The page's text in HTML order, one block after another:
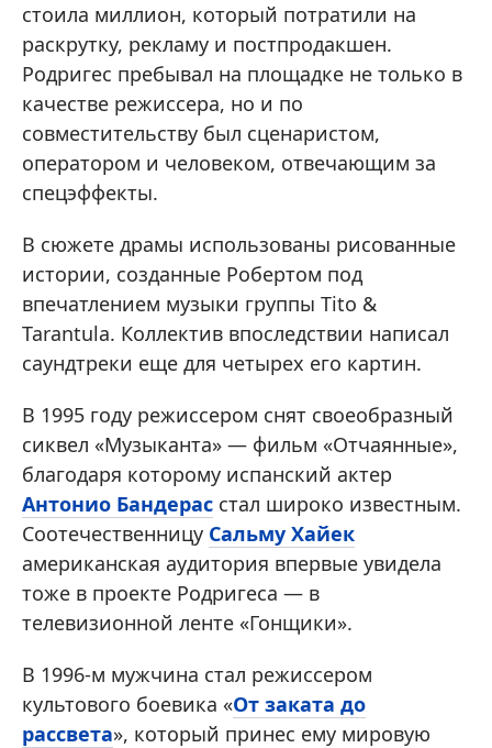
стоила миллион, который потратили на
раскрутку, рекламу и постпродакшен.
Родригес пребывал на площадке не только в
качестве режиссера, но и по
совместительству был сценаристом,
оператором и человеком, отвечающим за
спецэффекты.
В сюжете драмы использованы рисованные
истории, созданные Робертом под
впечатлением музыки группы Tito &
Tarantula. Коллектив впоследствии написал
саундтреки еще для четырех его картин.
В 1995 году режиссером снят своеобразный
сиквел «Музыканта» — фильм «Отчаянные»,
благодаря которому испанский актер
Антонио Бандерас стал широко известным.
Соотечественницу Сальму Хайек
американская аудитория впервые увидела
тоже в проекте Родригеса — в
телевизионной ленте «Гонщики».
В 1996-м мужчина стал режиссером
культового боевика «От заката до
рассвета», который принес ему мировую